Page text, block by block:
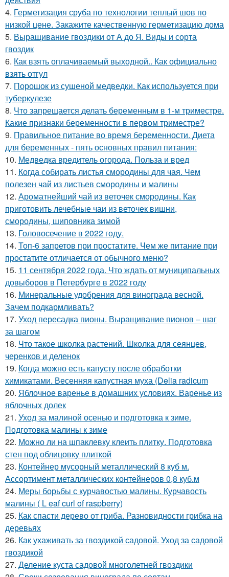
4. Герметизация сруба по технологии теплый шов по
низкой цене. Закажите качественную герметизацию дома
5. Выращивание гвоздики от А до Я. Виды и сорта
гвоздик
6. Как взять оплачиваемый выходной.. Как официально
взять отгул
7. Порошок из сушеной медведки. Как используется при
туберкулезе
8. Что запрещается делать беременным в 1-м триместре.
Какие признаки беременности в первом триместре?
9. Правильное питание во время беременности. Диета
для беременных - пять основных правил питания:
10. Медведка вредитель огорода. Польза и вред
11. Когда собирать листья смородины для чая. Чем
полезен чай из листьев смородины и малины
12. Ароматнейший чай из веточек смородины. Как
приготовить лечебные чаи из веточек вишни,
смородины, шиповника зимой
13. Головосечение в 2022 году.
14. Топ-6 запретов при простатите. Чем же питание при
простатите отличается от обычного меню?
15. 11 сентября 2022 года. Что ждать от муниципальных
довыборов в Петербурге в 2022 году
16. Минеральные удобрения для винограда весной.
Зачем подкармливать?
17. Уход пересадка пионы. Выращивание пионов – шаг
за шагом
18. Что такое школка растений. Школка для сеянцев,
черенков и деленок
19. Когда можно есть капусту после обработки
химикатами. Весенняя капустная муха (Delia radicum
20. Яблочное варенье в домашних условиях. Варенье из
яблочных долек
21. Уход за малиной осенью и подготовка к зиме.
Подготовка малины к зиме
22. Можно ли на шпаклевку клеить плитку. Подготовка
стен под облицовку плиткой
23. Контейнер мусорный металлический 8 куб м.
Ассортимент металлических контейнеров 0,8 куб.м
24. Меры борьбы с курчавостью малины. Курчавость
малины ( L eaf curl of raspberry)
25. Как спасти дерево от гриба. Разновидности грибка на
деревьях
26. Как ухаживать за гвоздикой садовой. Уход за садовой
гвоздикой
27. Деление куста садовой многолетней гвоздики